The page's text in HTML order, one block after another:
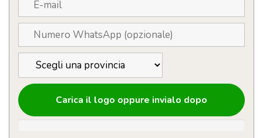
Carica il logo oppure invialo dopo